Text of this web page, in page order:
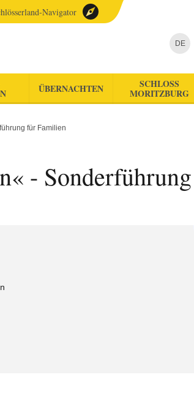
DE
ÜBERNACHTEN SCHLOSS
MORITZBURG
Navigator
für Familien
-